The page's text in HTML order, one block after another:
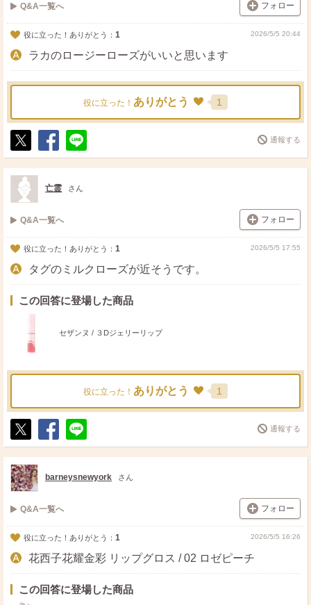
Q&A一覧へ フォロー
役に立った！ありがとう： 1 2026/5/5 20:44
ラカのロージーローズがいいと思います
役に立った！ ありがとう 1
ポ
ス
ト
シ
ェ
送
る
通報する
亡霊 さん
Q&A一覧へ フォロー
役に立った！ありがとう： 1 2026/5/5 17:55
タグのミルクローズが近そうです。
この回答に登場した商品
セザンヌ / ３Dジェリーリップ
役に立った！ ありがとう 1
ポ
ス
ト
シ
ェ
送
る
通報する
barneysnewyork さん
Q&A一覧へ フォロー
役に立った！ありがとう： 1 2026/5/5 16:26
花西子花耀金彩 リップグロス / 02 ロゼピーチ
この回答に登場した商品